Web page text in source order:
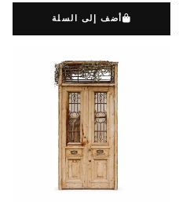
أضف إلى السلة